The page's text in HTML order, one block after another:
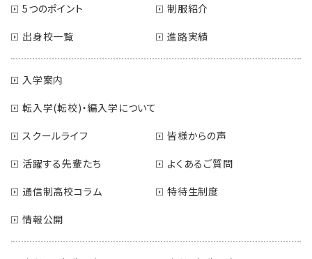
5つのポイント
制服紹介
出身校一覧
進路実績
入学案内
転入学(転校)・編入学について
スクールライフ
皆様からの声
活躍する先輩たち
よくあるご質問
通信制高校コラム
特待生制度
情報公開